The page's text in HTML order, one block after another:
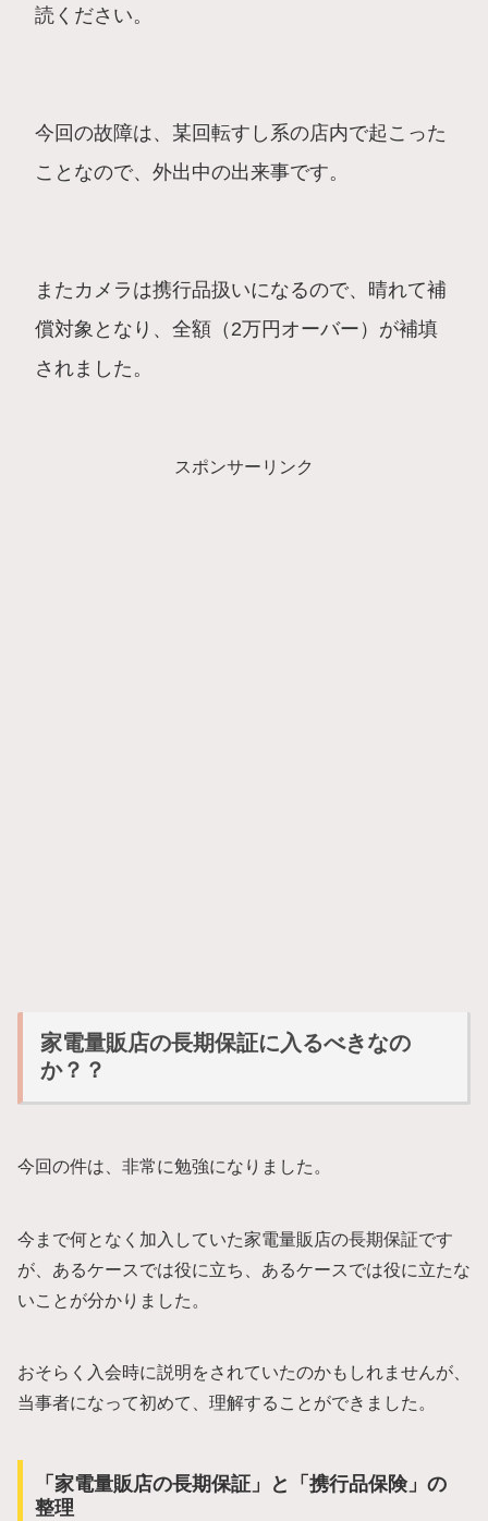
読ください。
今回の故障は、某回転すし系の店内で起こった
ことなので、外出中の出来事です。
またカメラは携行品扱いになるので、晴れて補
償対象となり、全額（2万円オーバー）が補填
されました。
スポンサーリンク
家電量販店の長期保証に入るべきなの
か？？
今回の件は、非常に勉強になりました。
今まで何となく加入していた家電量販店の長期保証です
が、あるケースでは役に立ち、あるケースでは役に立たな
いことが分かりました。
おそらく入会時に説明をされていたのかもしれませんが、
当事者になって初めて、理解することができました。
「家電量販店の長期保証」と「携行品保険」の
整理